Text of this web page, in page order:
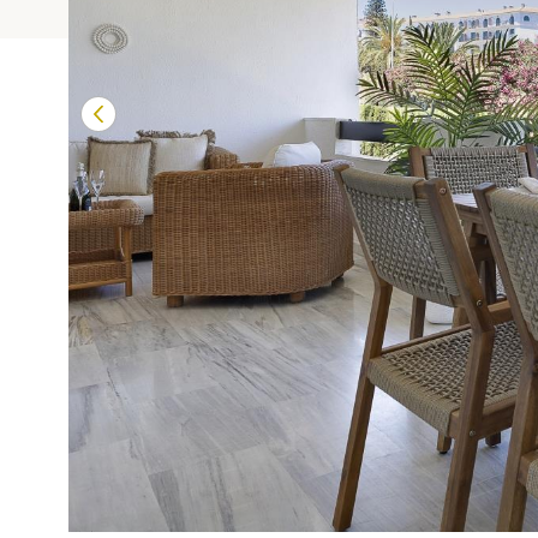
Terrazas de
Las Mimosas